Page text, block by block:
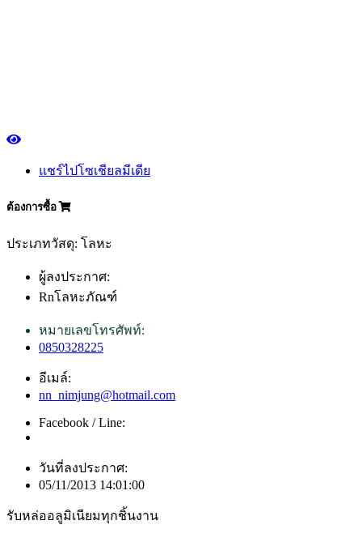
แชร์ไปโซเชียลมีเดีย
ต้องการซื้อ
ประเภทวัสดุ: โลหะ
ผู้ลงประกาศ:
Rnโลหะภัณฑ์
หมายเลขโทรศัพท์:
0850328225
อีเมล์:
nn_nimjung@hotmail.com
Facebook / Line:
วันที่ลงประกาศ:
05/11/2013 14:01:00
รับหล่ออลูมิเนียมทุกชิ้นงาน